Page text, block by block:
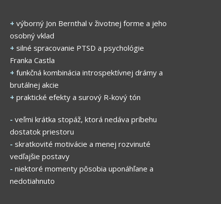
+ výborný Jon Bernthal v životnej forme a jeho
osobný vklad
+ silné spracovanie PTSD a psychológie
Franka Castla
+ funkčná kombinácia introspektívnej drámy a
brutálnej akcie
+ praktické efekty a surový R-kový tón
- veľmi krátka stopáž, ktorá nedáva príbehu
dostatok priestoru
- skratkovité motivácie a menej rozvinuté
vedľajšie postavy
- niektoré momenty pôsobia uponáhľane a
nedotiahnuto